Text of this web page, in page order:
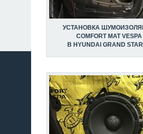
УСТАНОВКА
COMFORT MAT VESPA
В HYUNDAI GRAND